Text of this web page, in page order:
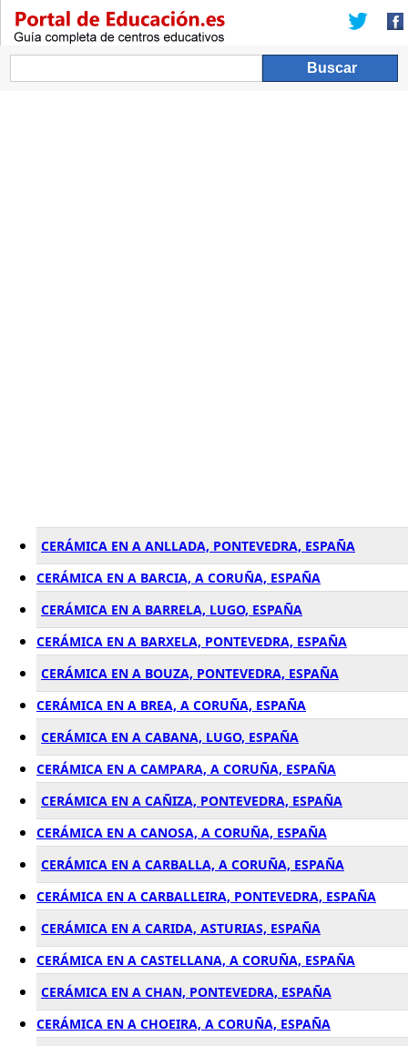
CERÁMICA EN A ANLLADA, PONTEVEDRA, ESPAÑA
CERÁMICA EN A BARCIA, A CORUÑA, ESPAÑA
CERÁMICA EN A BARRELA, LUGO, ESPAÑA
CERÁMICA EN A BARXELA, PONTEVEDRA, ESPAÑA
CERÁMICA EN A BOUZA, PONTEVEDRA, ESPAÑA
CERÁMICA EN A BREA, A CORUÑA, ESPAÑA
CERÁMICA EN A CABANA, LUGO, ESPAÑA
CERÁMICA EN A CAMPARA, A CORUÑA, ESPAÑA
CERÁMICA EN A CAÑIZA, PONTEVEDRA, ESPAÑA
CERÁMICA EN A CANOSA, A CORUÑA, ESPAÑA
CERÁMICA EN A CARBALLA, A CORUÑA, ESPAÑA
CERÁMICA EN A CARBALLEIRA, PONTEVEDRA, ESPAÑA
CERÁMICA EN A CARIDA, ASTURIAS, ESPAÑA
CERÁMICA EN A CASTELLANA, A CORUÑA, ESPAÑA
CERÁMICA EN A CHAN, PONTEVEDRA, ESPAÑA
CERÁMICA EN A CHOEIRA, A CORUÑA, ESPAÑA